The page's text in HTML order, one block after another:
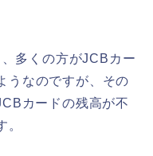
多くの方がJCBカー
うなのですが、その
カードの残高が不
。